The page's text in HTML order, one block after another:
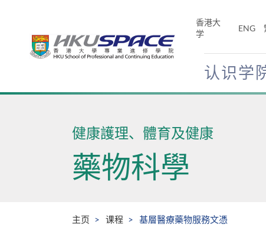
香港大
学
ENG
认识学
Main
健康護理、體育及健康
藥物科學
主页 课程 基層醫療藥物服務文憑